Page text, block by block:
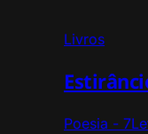
Livros
Poesia -